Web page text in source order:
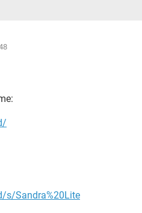
s/Sandra%20Lite